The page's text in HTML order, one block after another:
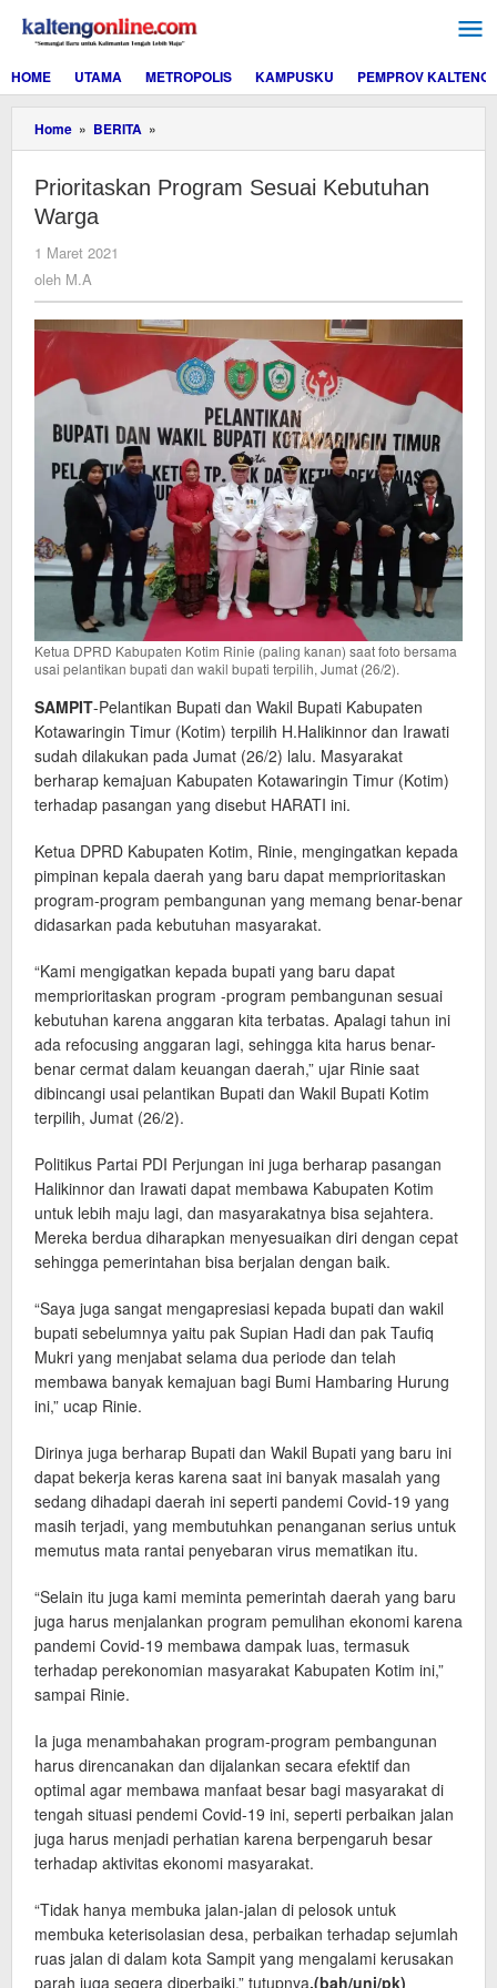
konten
HOME
UTAMA METROPOLIS KAMPUSKU PEMPROV KALTENG
Home » BERITA »
Program
Kebutuhan
Prioritaskan Program Sesuai Kebutuhan
Warga
1 Maret 2021
oleh M.A
Ketua DPRD Kabupaten Kotim Rinie (paling kanan) saat foto bersama
usai pelantikan bupati dan wakil bupati terpilih, Jumat (26/2).
SAMPIT-Pelantikan Bupati dan Wakil Bupati Kabupaten
Kotawaringin Timur (Kotim) terpilih H.Halikinnor dan Irawati
sudah dilakukan pada Jumat (26/2) lalu. Masyarakat
berharap kemajuan Kabupaten Kotawaringin Timur (Kotim)
terhadap pasangan yang disebut HARATI ini.
Ketua DPRD Kabupaten Kotim, Rinie, mengingatkan kepada
pimpinan kepala daerah yang baru dapat memprioritaskan
program-program pembangunan yang memang benar-benar
didasarkan pada kebutuhan masyarakat.
“Kami mengigatkan kepada bupati yang baru dapat
memprioritaskan program -program pembangunan sesuai
kebutuhan karena anggaran kita terbatas. Apalagi tahun ini
ada refocusing anggaran lagi, sehingga kita harus benar-
benar cermat dalam keuangan daerah,” ujar Rinie saat
dibincangi usai pelantikan Bupati dan Wakil Bupati Kotim
terpilih, Jumat (26/2).
Politikus Partai PDI Perjungan ini juga berharap pasangan
Halikinnor dan Irawati dapat membawa Kabupaten Kotim
untuk lebih maju lagi, dan masyarakatnya bisa sejahtera.
Mereka berdua diharapkan menyesuaikan diri dengan cepat
sehingga pemerintahan bisa berjalan dengan baik.
“Saya juga sangat mengapresiasi kepada bupati dan wakil
bupati sebelumnya yaitu pak Supian Hadi dan pak Taufiq
Mukri yang menjabat selama dua periode dan telah
membawa banyak kemajuan bagi Bumi Hambaring Hurung
ini,” ucap Rinie.
Dirinya juga berharap Bupati dan Wakil Bupati yang baru ini
dapat bekerja keras karena saat ini banyak masalah yang
sedang dihadapi daerah ini seperti pandemi Covid-19 yang
masih terjadi, yang membutuhkan penanganan serius untuk
memutus mata rantai penyebaran virus mematikan itu.
“Selain itu juga kami meminta pemerintah daerah yang baru
juga harus menjalankan program pemulihan ekonomi karena
pandemi Covid-19 membawa dampak luas, termasuk
terhadap perekonomian masyarakat Kabupaten Kotim ini,”
sampai Rinie.
Ia juga menambahakan program-program pembangunan
harus direncanakan dan dijalankan secara efektif dan
optimal agar membawa manfaat besar bagi masyarakat di
tengah situasi pendemi Covid-19 ini, seperti perbaikan jalan
juga harus menjadi perhatian karena berpengaruh besar
terhadap aktivitas ekonomi masyarakat.
“Tidak hanya membuka jalan-jalan di pelosok untuk
membuka keterisolasian desa, perbaikan terhadap sejumlah
ruas jalan di dalam kota Sampit yang mengalami kerusakan
parah juga segera diperbaiki,” tutupnya.(bah/uni/pk)